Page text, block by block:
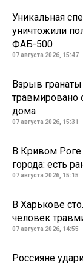
Уникальная
уничтожили
ФАБ-500
07 августа 2026, 15:47
Взрыв
травмировано
дома
07 августа 2026, 15:31
В Кривом Роге
города: есть
07 августа 2026, 15:15
В Харькове
человек
07 августа 2026, 14:55
Россияне